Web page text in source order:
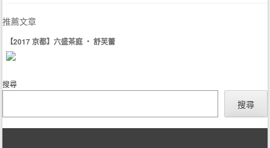
推薦文章
【2017 京都】六盛茶庭 ‧ 舒芙蕾
搜尋
搜尋